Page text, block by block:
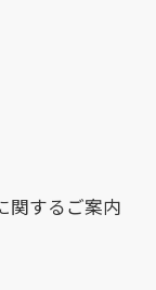
関するご案内